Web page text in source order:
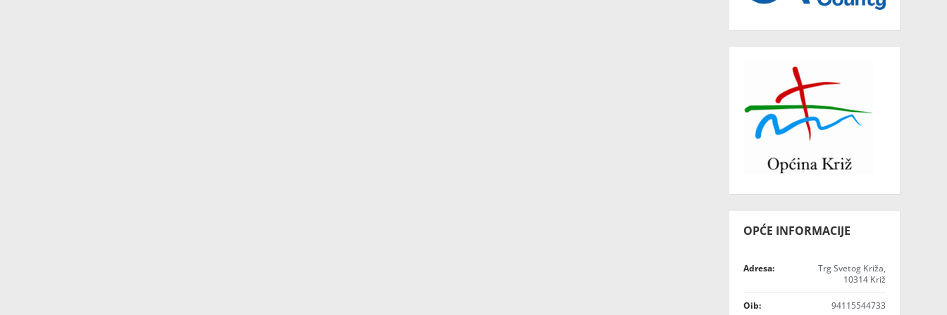
OPĆE INFORMACIJE
Adresa:
Trg Svetog Križa,
10314 Križ
Oib: 94115544733